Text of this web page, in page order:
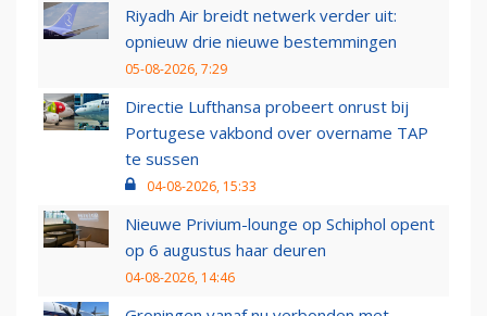
Riyadh Air breidt netwerk verder uit:
opnieuw drie nieuwe bestemmingen
05-08-2026, 7:29
Directie Lufthansa probeert onrust bij
Portugese vakbond over overname TAP
te sussen
04-08-2026, 15:33
Nieuwe Privium-lounge op Schiphol opent
op 6 augustus haar deuren
04-08-2026, 14:46